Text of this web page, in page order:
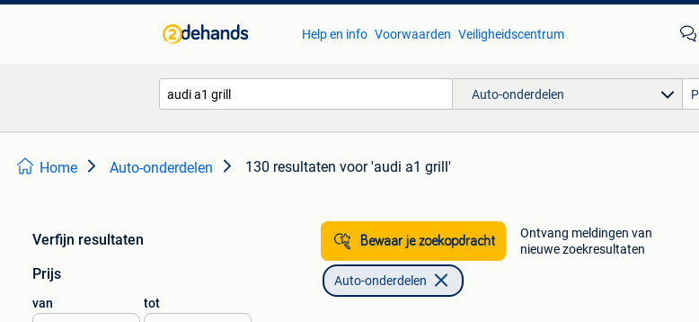
Help en info Voorwaarden Veiligheidscentrum
Auto-onderdelen
Home Auto-onderdelen 130 resultaten voor 'audi a1 grill'
Verfijn resultaten
Prijs
van tot
Bewaar je zoekopdracht
Ontvang meldingen van
nieuwe zoekresultaten
Auto-onderdelen